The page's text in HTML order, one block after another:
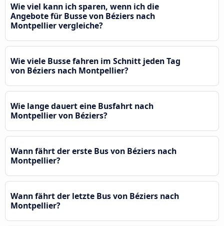
Wie viel kann ich sparen, wenn ich die
Angebote für Busse von Béziers nach
Montpellier vergleiche?
Wie viele Busse fahren im Schnitt jeden Tag
von Béziers nach Montpellier?
Wie lange dauert eine Busfahrt nach
Montpellier von Béziers?
Wann fährt der erste Bus von Béziers nach
Montpellier?
Wann fährt der letzte Bus von Béziers nach
Montpellier?